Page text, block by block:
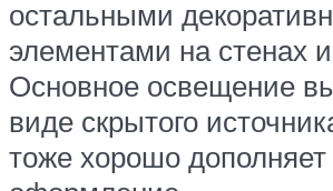
остальными
элементами на стенах
Основное освещение
виде скрытого
тоже хорошо дополняет